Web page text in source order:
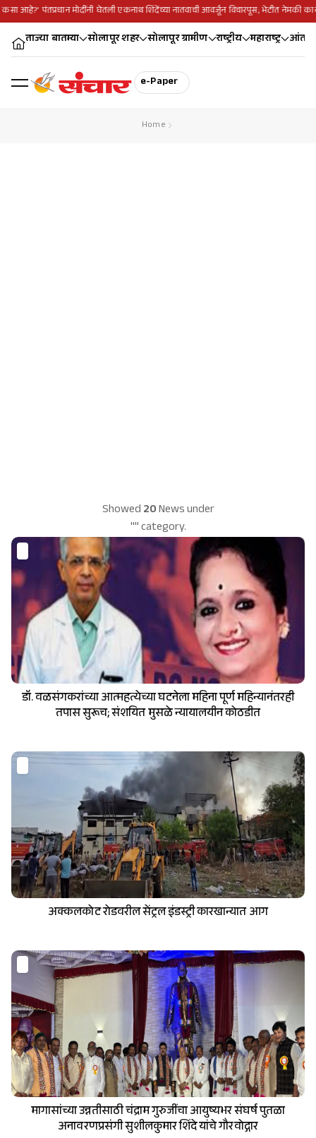
कसा आहे?’ पंतप्रधान मोदींनी घेतली एकनाथ शिंदेंच्या नातवाची आवर्जून विचारपूस; भेटीत नेमकी
ताज्या बातम्या सोलापूर शहर सोलापूर ग्रामीण राष्ट्रीय महाराष्ट्र
e-Paper
Home
Showed20News under
"" category.
डॉ. वळसंगकरांच्या आत्महत्येच्या घटनेला महिना पूर्ण महिन्यानंतरही
तपास सुरूच; संशयित मुसळे न्यायालयीन कोठडीत
अक्कलकोट रोडवरील सेंट्रल इंडस्ट्री कारखान्यात आग
मागासांच्या उन्नतीसाठी चंद्राम गुरुजींचा आयुष्यभर संघर्ष पुतळा
अनावरणप्रसंगी सुशीलकुमार शिंदे यांचे गौरवोद्गार